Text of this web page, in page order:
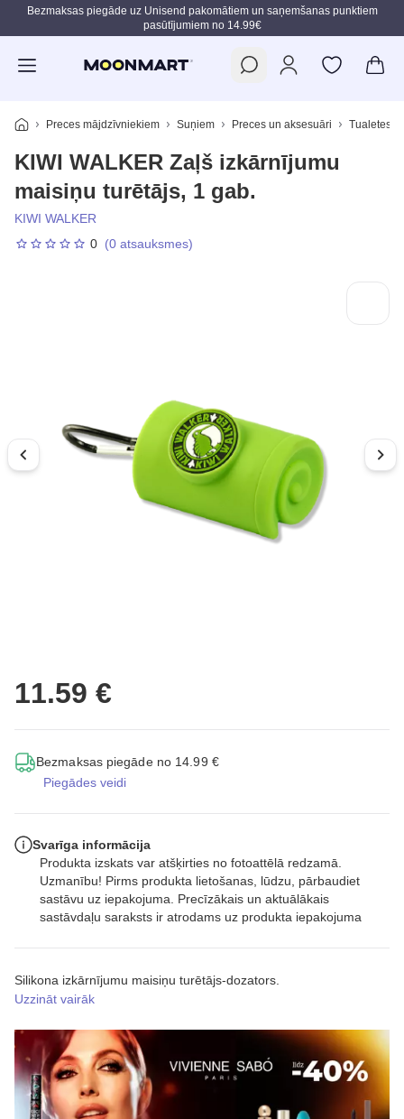
Pāriet uz galveno saturu
Bezmaksas piegāde uz Unisend pakomātiem un saņemšanas punktiem
pasūtījumiem no 14.99€
Preces mājdzīvniekiem Suņiem Preces un aksesuāri Tualetes
KIWI WALKER Zaļš izkārnījumu
maisiņu turētājs, 1 gab.
KIWI WALKER
0 (0 atsauksmes)
11.59 €
Bezmaksas piegāde no 14.99 €
Piegādes veidi
Silikona izkārnījumu maisiņu turētājs-dozators.
Uzzināt vairāk
Svarīga informācija
Produkta izskats var atšķirties no fotoattēlā redzamā.
Uzmanību! Pirms produkta lietošanas, lūdzu, pārbaudiet
sastāvu uz iepakojuma. Precīzākais un aktuālākais
sastāvdaļu saraksts ir atrodams uz produkta iepakojuma